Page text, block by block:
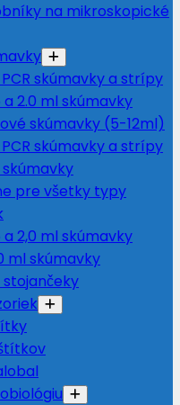
na mikroskopické
skúmavky a strípy
a 2.0 ml skúmavky
skúmavky (5-12ml)
skúmavky a strípy
pre všetky typy
a 2,0 ml skúmavky
ml skúmavky